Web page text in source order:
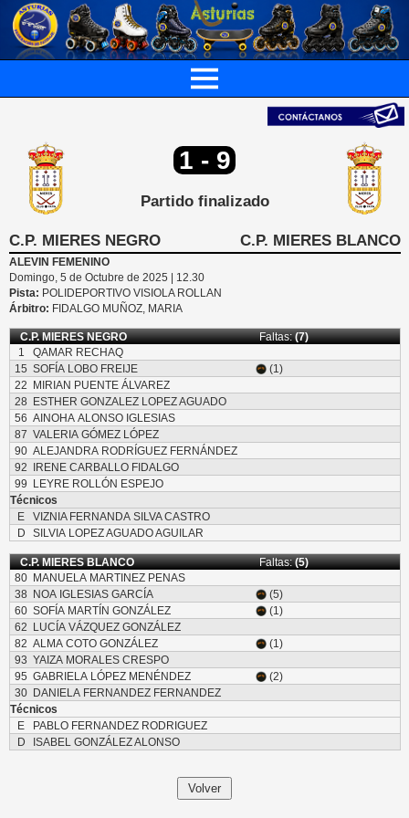
1 - 9
Partido finalizado
C.P. MIERES NEGRO C.P. MIERES BLANCO
ALEVIN FEMENINO
Domingo, 5 de Octubre de 2025 | 12.30
Pista: POLIDEPORTIVO VISIOLA ROLLAN
Árbitro: FIDALGO MUÑOZ, MARIA
C.P. MIERES NEGRO Faltas:(7)
1
QAMAR RECHAQ
15 SOFÍA LOBO FREIJE
(1)
22
MIRIAN PUENTE ÁLVAREZ
28
ESTHER GONZALEZ LOPEZ AGUADO
56 AINOHA ALONSO IGLESIAS
87 VALERIA GÓMEZ LÓPEZ
90 ALEJANDRA RODRÍGUEZ FERNÁNDEZ
92
IRENE CARBALLO FIDALGO
99
LEYRE ROLLÓN ESPEJO
Técnicos
E
VIZNIA FERNANDA SILVA CASTRO
D
SILVIA LOPEZ AGUADO AGUILAR
C.P. MIERES BLANCO Faltas:(5)
80
MANUELA MARTINEZ PENAS
38
NOA IGLESIAS GARCÍA
(5)
60 SOFÍA MARTÍN GONZÁLEZ
(1)
62
LUCÍA VÁZQUEZ GONZÁLEZ
82 ALMA COTO GONZÁLEZ
(1)
93 YAIZA MORALES CRESPO
95 GABRIELA LÓPEZ MENÉNDEZ
(2)
30
DANIELA FERNANDEZ FERNANDEZ
Técnicos
E
PABLO FERNANDEZ RODRIGUEZ
D
ISABEL GONZÁLEZ ALONSO